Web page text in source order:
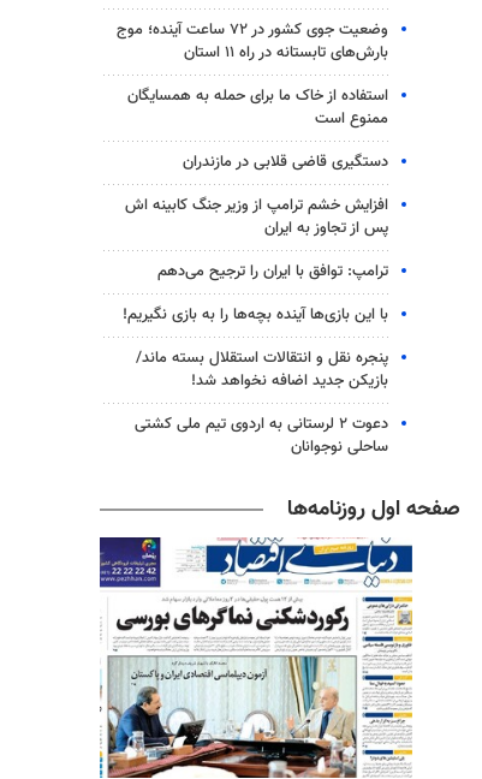
وضعیت جوی کشور در ۷۲ ساعت آینده؛ موج
بارش‌های تابستانه در راه ۱۱ استان
استفاده از خاک ما برای حمله به همسایگان
ممنوع است
دستگیری قاضی قلابی در مازندران
افزایش خشم ترامپ از وزیر جنگ کابینه اش
پس از تجاوز به ایران
ترامپ: توافق با ایران را ترجیح می‌دهم
با این بازی‌ها آینده بچه‌ها را به بازی نگیریم!
پنجره‌ نقل و انتقالات استقلال بسته ماند/
بازیکن جدید اضافه نخواهد شد!
دعوت ۲ لرستانی به اردوی تیم ملی کشتی
ساحلی نوجوانان
صفحه اول روزنامه‌ها